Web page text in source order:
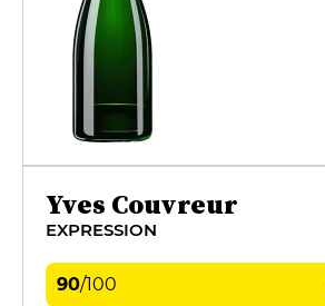
Yves Couvreur
EXPRESSION
90/100